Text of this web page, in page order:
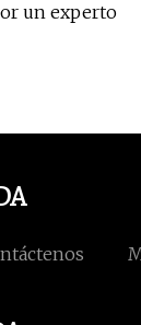
un experto